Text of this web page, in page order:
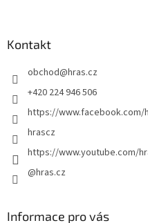
Kontakt
obchod@hras.cz
+420 224 946 506
https://www.facebook.com/
hrascz
https://www.youtube.com/
@hras.cz
Informace pro vás